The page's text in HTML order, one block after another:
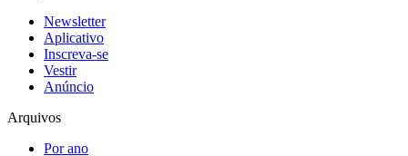
Newsletter
Aplicativo
Inscreva-se
Vestir
Anúncio
Arquivos
Por ano